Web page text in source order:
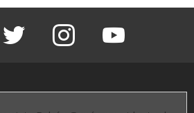
twitter instagram youtube